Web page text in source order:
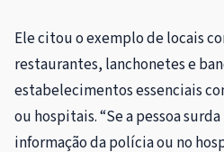
Ele citou o exemplo de locais
restaurantes, lanchonetes e
estabelecimentos essenciais
ou hospitais. “Se a pessoa
informação da polícia ou no